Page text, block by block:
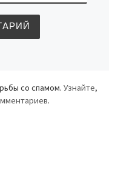
со спамом. Узнайте,
.